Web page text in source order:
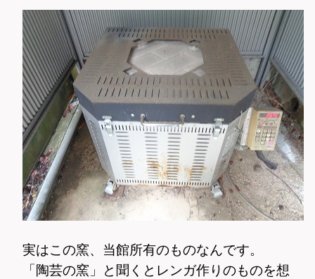
実はこの窯、当館所有のものなんです。
「陶芸の窯」と聞くとレンガ作りのものを想